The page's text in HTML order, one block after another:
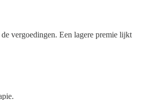
vergoedingen. Een lagere premie lijkt